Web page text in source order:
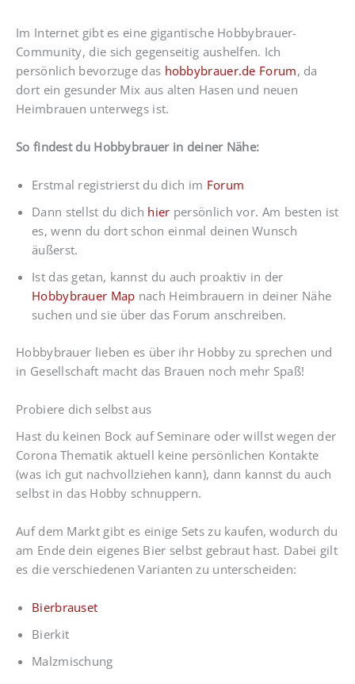
Im Internet gibt es eine gigantische Hobbybrauer-
Community, die sich gegenseitig aushelfen. Ich
persönlich bevorzuge das hobbybrauer.de Forum, da
dort ein gesunder Mix aus alten Hasen und neuen
Heimbrauen unterwegs ist.
So findest du Hobbybrauer in deiner Nähe:
Erstmal registrierst du dich im Forum
Dann stellst du dich hier persönlich vor. Am besten ist
es, wenn du dort schon einmal deinen Wunsch
äußerst.
Ist das getan, kannst du auch proaktiv in der
Hobbybrauer Map nach Heimbrauern in deiner Nähe
suchen und sie über das Forum anschreiben.
Hobbybrauer lieben es über ihr Hobby zu sprechen und
in Gesellschaft macht das Brauen noch mehr Spaß!
Probiere dich selbst aus
Hast du keinen Bock auf Seminare oder willst wegen der
Corona Thematik aktuell keine persönlichen Kontakte
(was ich gut nachvollziehen kann), dann kannst du auch
selbst in das Hobby schnuppern.
Auf dem Markt gibt es einige Sets zu kaufen, wodurch du
am Ende dein eigenes Bier selbst gebraut hast. Dabei gilt
es die verschiedenen Varianten zu unterscheiden:
Bierbrauset
Bierkit
Malzmischung